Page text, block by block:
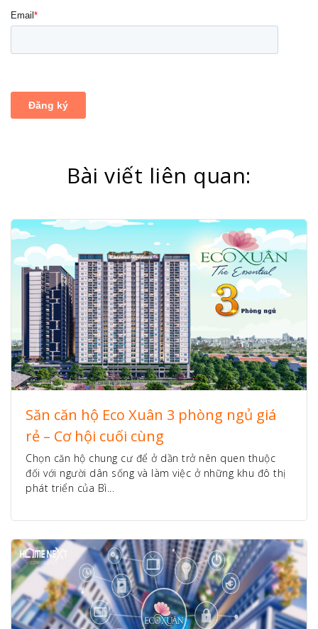
Bài viết liên quan:
Săn căn hộ Eco Xuân 3 phòng ngủ giá
rẻ – Cơ hội cuối cùng
Chọn căn hộ chung cư để ở dần trở nên quen thuộc
đối với người dân sống và làm việc ở những khu đô thị
phát triển của Bì...